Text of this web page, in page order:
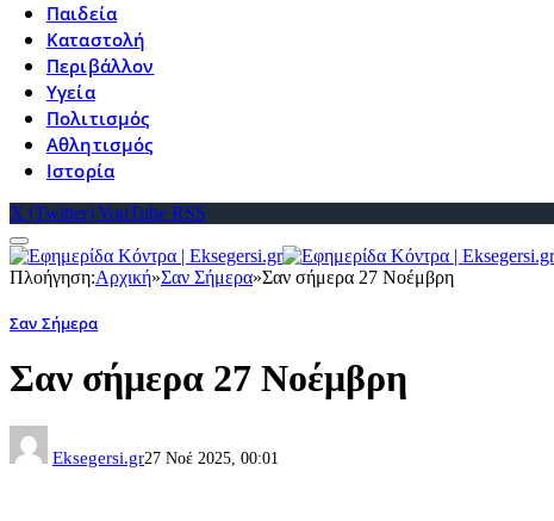
Παιδεία
Καταστολή
Περιβάλλον
Υγεία
Πολιτισμός
Αθλητισμός
Ιστορία
X (Twitter)YouTube RSS
Πλοήγηση:Αρχική»Σαν Σήμερα»Σαν σήμερα 27 Νοέμβρη
Σαν Σήμερα
Σαν σήμερα 27 Νοέμβρη
Eksegersi.gr27 Νοέ 2025, 00:01